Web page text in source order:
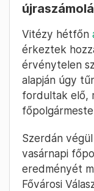
Vitézy hétfőn
érkeztek
érvénytelen
alapján úgy
fordultak elő,
Szerdán végül
vasárnapi
eredményét
Fővárosi